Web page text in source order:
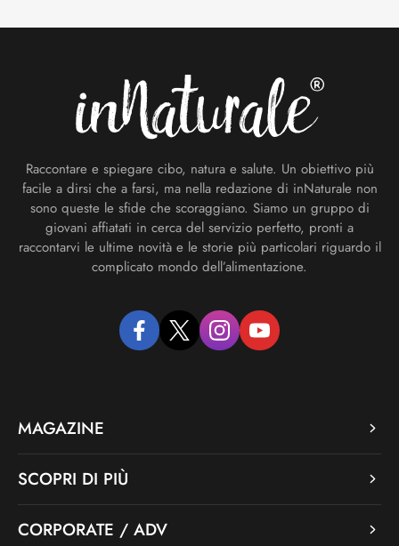
Raccontare e spiegare cibo, natura e salute. Un obiettivo più
facile a dirsi che a farsi, ma nella redazione di inNaturale non
sono queste le sfide che scoraggiano. Siamo un gruppo di
giovani affiatati in cerca del servizio perfetto, pronti a
raccontarvi le ultime novità e le storie più particolari riguardo il
complicato mondo dell’alimentazione.
facebooktwitter instagramyoutube
MAGAZINE
SCOPRI DI PIÙ
CORPORATE / ADV